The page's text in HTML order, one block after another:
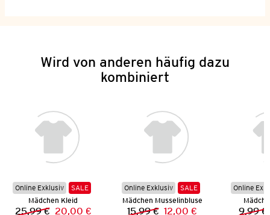
Wird von anderen häufig dazu
kombiniert
Online Exklusiv
SALE
Mädchen Kleid
25,99 € 20,00 €
Online Exklusiv
SALE
Mädchen Musselinbluse
15,99 € 12,00 €
Online
9,99 €